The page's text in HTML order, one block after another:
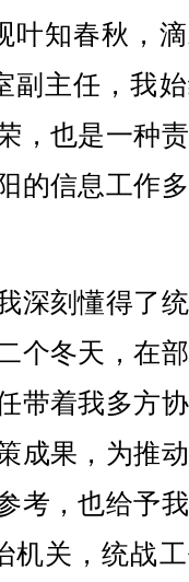
叶知春秋，
副主任，我
，也是一种
的信息工作
刻懂得了
个冬天，在
带着我多方
成果，为推
考，也给予
机关，统战